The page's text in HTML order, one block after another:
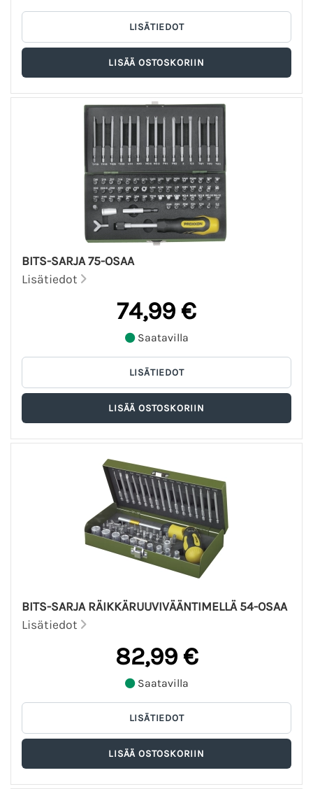
BITS-SARJA 75-OSAA
Lisätiedot
74,99 €
Saatavilla
BITS-SARJA RÄIKKÄRUUVIVÄÄNTIMELLÄ 54-OSAA
Lisätiedot
82,99 €
Saatavilla